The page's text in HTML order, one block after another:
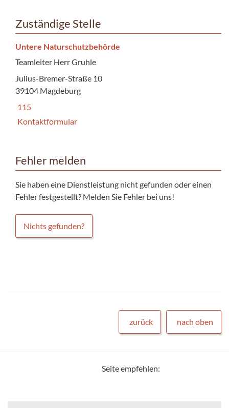
Zuständige Stelle
Untere Naturschutzbehörde
Teamleiter Herr Gruhle
Julius-Bremer-Straße 10
39104 Magdeburg
115
Kontaktformular
Fehler melden
Sie haben eine Dienstleistung nicht gefunden oder einen
Fehler festgestellt? Melden Sie Fehler bei uns!
Nichts gefunden?
zurück nach oben
Seite empfehlen: